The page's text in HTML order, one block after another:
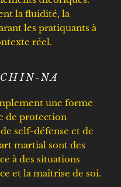
la fluidité, la
les pratiquants à
réel.
NA
une forme
de protection
self-défense et de
martial sont des
à des situations
et la maîtrise de soi.